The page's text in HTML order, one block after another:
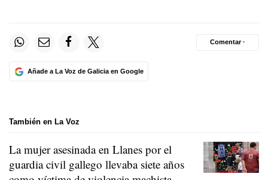
Añade a La Voz de Galicia en Google
Comentar ·
También en La Voz
La mujer asesinada en Llanes por el
guardia civil gallego llevaba siete años